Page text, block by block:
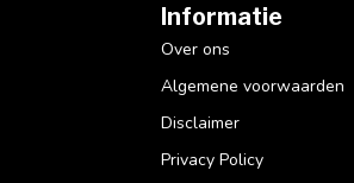
Informatie
Over ons
Algemene voorwaarden
Disclaimer
Privacy Policy